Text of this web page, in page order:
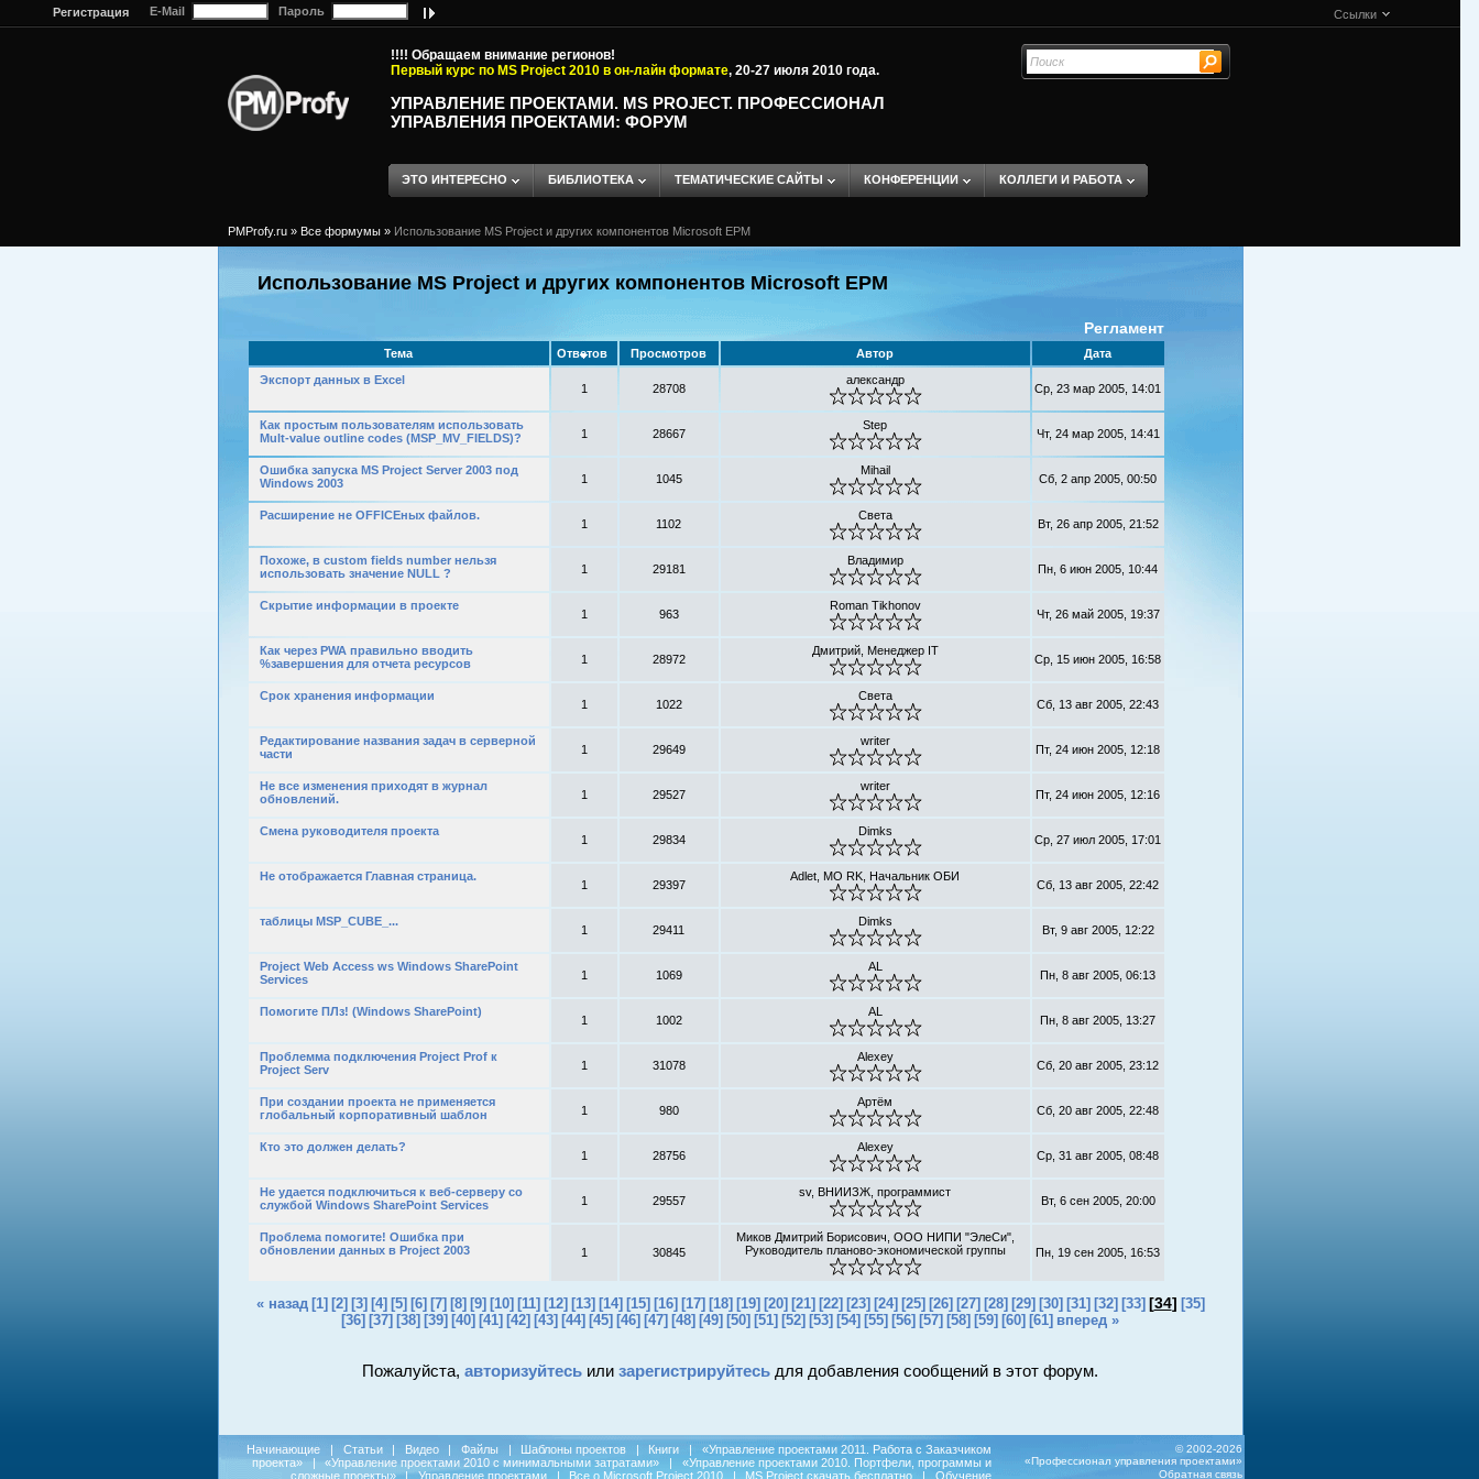
Регистрация E-Mail Пароль Ссылки
!!!! Обращаем внимание регионов!
Первый курс по MS Project 2010 в он-лайн формате, 20-27 июля 2010 года.
УПРАВЛЕНИЕ ПРОЕКТАМИ. MS PROJECT. ПРОФЕССИОНАЛ
УПРАВЛЕНИЯ ПРОЕКТАМИ: ФОРУМ
ЭТО ИНТЕРЕСНО БИБЛИОТЕКА ТЕМАТИЧЕСКИЕ САЙТЫ КОНФЕРЕНЦИИ КОЛЛЕГИ И РАБОТА
PMProfy.ru » Все формумы » Использование MS Project и других компонентов Microsoft EPM
Использование MS Project и других компонентов Microsoft EPM
Регламент
Тема Ответов Просмотров Автор
Дата
Экспорт данных в Excel
1 28708
александр
Ср, 23 мар 2005, 14:01
Как простым пользователям использовать
Mult-value outline codes (MSP_MV_FIELDS)?
1 28667
Step
Чт, 24 мар 2005, 14:41
Ошибка запуска MS Project Server 2003 под
Windows 2003
1 1045
Mihail
Сб, 2 апр 2005, 00:50
Расширение не OFFICEных файлов.
1 1102
Света
Вт, 26 апр 2005, 21:52
Похоже, в custom fields number нельзя
использовать значение NULL ?
1 29181
Владимир
Пн, 6 июн 2005, 10:44
Скрытие информации в проекте
1 963
Roman Tikhonov
Чт, 26 май 2005, 19:37
Как через PWA правильно вводить
%завершения для отчета ресурсов
1 28972
Дмитрий, Менеджер IT
Ср, 15 июн 2005, 16:58
Срок хранения информации
1 1022
Света
Сб, 13 авг 2005, 22:43
Редактирование названия задач в серверной
части
1 29649
writer
Пт, 24 июн 2005, 12:18
Не все изменения приходят в журнал
обновлений.
1 29527
writer
Пт, 24 июн 2005, 12:16
Смена руководителя проекта
1 29834
Dimks
Ср, 27 июл 2005, 17:01
Не отображается Главная страница.
1 29397
Adlet, MO RK, Начальник ОБИ
Сб, 13 авг 2005, 22:42
таблицы MSP_CUBE_...
1 29411
Dimks
Вт, 9 авг 2005, 12:22
Project Web Access ws Windows SharePoint
Services
1 1069
AL
Пн, 8 авг 2005, 06:13
Помогите ПЛз! (Windows SharePoint)
1 1002
AL
Пн, 8 авг 2005, 13:27
Проблемма подключения Project Prof к
Project Serv
1 31078
Alexey
Сб, 20 авг 2005, 23:12
При создании проекта не применяется
глобальный корпоративный шаблон
1 980
Артём
Сб, 20 авг 2005, 22:48
Кто это должен делать?
1 28756
Alexey
Ср, 31 авг 2005, 08:48
Не удается подключиться к веб-серверу со
службой Windows SharePoint Services
1 29557
sv, ВНИИЗЖ, программист
Вт, 6 сен 2005, 20:00
Проблема помогите! Ошибка при
обновлении данных в Project 2003
1 30845
Миков Дмитрий Борисович, ООО НИПИ "ЭлеСи",
Руководитель планово-экономической группы
Пн, 19 сен 2005, 16:53
« назад [1] [2] [3] [4] [5] [6] [7] [8] [9] [10] [11] [12] [13] [14] [15] [16] [17] [18] [19] [20] [21] [22] [23] [24] [25] [26] [27] [28] [29] [30] [31] [32] [33] [34] [35]
[36] [37] [38] [39] [40] [41] [42] [43] [44] [45] [46] [47] [48] [49] [50] [51] [52] [53] [54] [55] [56] [57] [58] [59] [60] [61] вперед »
Пожалуйста, авторизуйтесь или зарегистрируйтесь для добавления сообщений в этот форум.
Начинающие | Статьи | Видео | Файлы | Шаблоны проектов | Книги |
«Управление проектами 2011. Работа с Заказчиком
проекта»
| «Управление проектами 2010 с минимальными затратами» |
«Управление проектами 2010. Портфели, программы и
сложные проекты»
| Управление проектами | Все о Microsoft Project 2010 | MS Project скачать бесплатно | Обучение
© 2002-2026
«Профессионал управления проектами»
Обратная связь